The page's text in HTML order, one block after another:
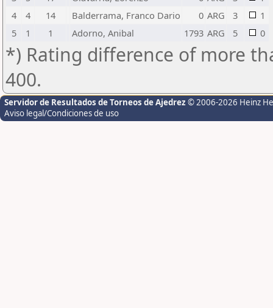
4
4 14 Balderrama, Franco Dario 0 ARG 3
1
5
1 1 Adorno, Anibal 1793 ARG 5 0
*) Rating difference of more
400.
Servidor de Resultados de Torneos de Ajedrez © 2006-2026 Heinz
Aviso legal/Condiciones de uso